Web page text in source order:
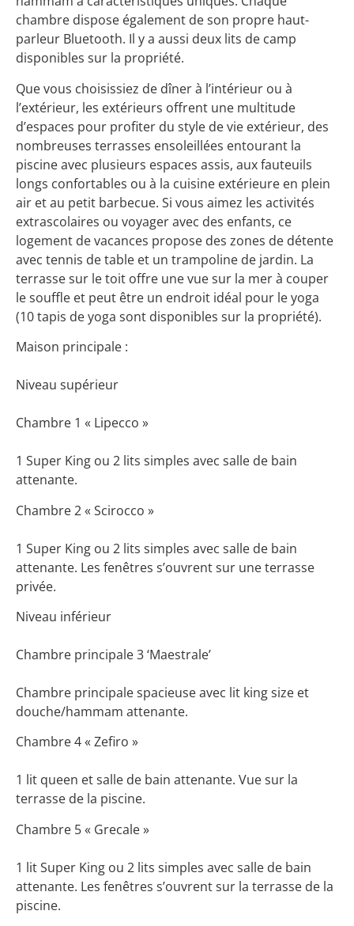
chambre dispose également de son propre haut-
parleur Bluetooth. Il y a aussi deux lits de camp
disponibles sur la propriété.
Que vous choisissiez de dîner à l’intérieur ou à
l’extérieur, les extérieurs offrent une multitude
d’espaces pour profiter du style de vie extérieur, des
nombreuses terrasses ensoleillées entourant la
piscine avec plusieurs espaces assis, aux fauteuils
longs confortables ou à la cuisine extérieure en plein
air et au petit barbecue. Si vous aimez les activités
extrascolaires ou voyager avec des enfants, ce
logement de vacances propose des zones de détente
avec tennis de table et un trampoline de jardin. La
terrasse sur le toit offre une vue sur la mer à couper
le souffle et peut être un endroit idéal pour le yoga
(10 tapis de yoga sont disponibles sur la propriété).
Maison principale :
Niveau supérieur
Chambre 1 « Lipecco »
1 Super King ou 2 lits simples avec salle de bain
attenante.
Chambre 2 « Scirocco »
1 Super King ou 2 lits simples avec salle de bain
attenante. Les fenêtres s’ouvrent sur une terrasse
privée.
Niveau inférieur
Chambre principale 3 ‘Maestrale’
Chambre principale spacieuse avec lit king size et
douche/hammam attenante.
Chambre 4 « Zefiro »
1 lit queen et salle de bain attenante. Vue sur la
terrasse de la piscine.
Chambre 5 « Grecale »
1 lit Super King ou 2 lits simples avec salle de bain
attenante. Les fenêtres s’ouvrent sur la terrasse de la
piscine.